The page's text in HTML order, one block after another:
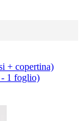
+ copertina)
- 1 foglio)